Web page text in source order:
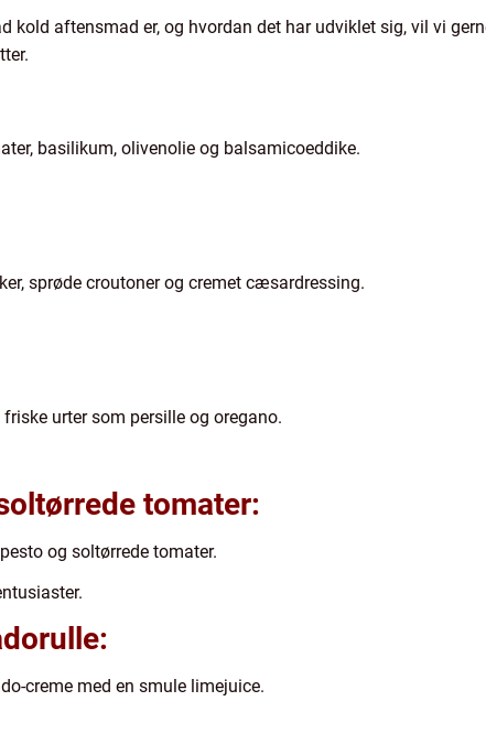
kold aftensmad er, og hvordan det har udviklet sig, vil vi
basilikum, olivenolie og balsamicoeddike.
sprøde croutoner og cremet cæsardressing.
urter som persille og oregano.
tomater:
og soltørrede tomater.
creme med en smule limejuice.